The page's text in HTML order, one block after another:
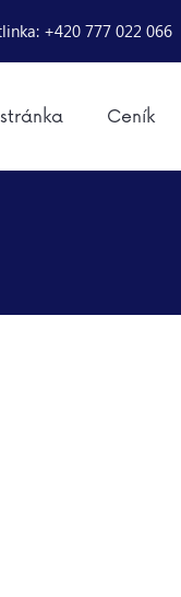
+420 777 022 066
Ceník